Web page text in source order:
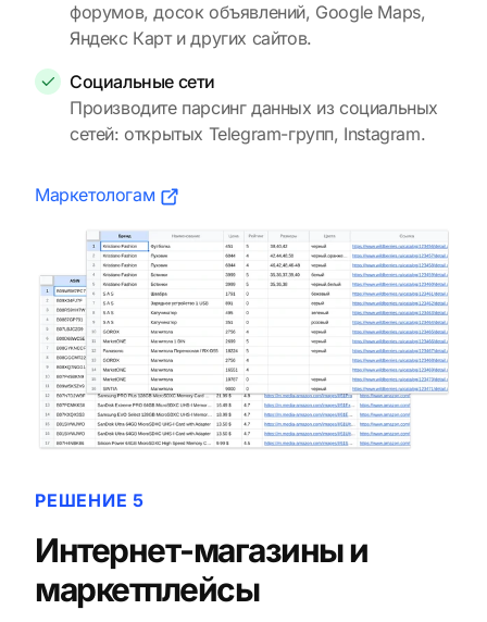
форумов, досок объявлений, Google Maps,
Яндекс Карт и других сайтов.
Социальные сети
Производите парсинг данных из социальных
сетей: открытых Telegram-групп, Instagram.
Маркетологам
РЕШЕНИЕ 5
Интернет-магазины и
маркетплейсы